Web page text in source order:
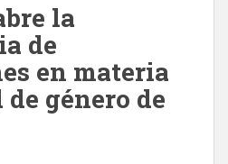
la
de
en materia
género de